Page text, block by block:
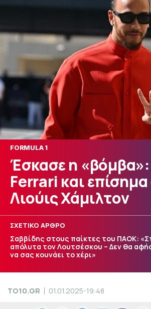
FORMULA 1
Έσκασε η
Ferrari και επίσημα
Λιούις Χάμιλτον
ΣΧΕΤΙΚΟ ΑΡΘΡΟ
Σαββίδης στους παίκτες του ΠΑΟΚ:
απόλυτα τον Λουτσέσκου – Δεν θα
να σας κουνάει το χέρι»
TO10.GR 01.01.2025-19:48